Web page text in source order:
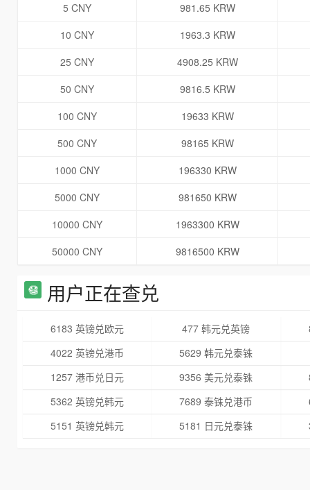
5 CNY
981.65 KRW
10 CNY
1963.3 KRW
25 CNY
4908.25 KRW
50 CNY
9816.5 KRW
100 CNY
19633 KRW
500 CNY
98165 KRW
1000 CNY
196330 KRW
5000 CNY
981650 KRW
10000 CNY
1963300 KRW
50000 CNY
9816500 KRW
用户正在查兑
6183 英镑兑欧元 477 韩元兑英镑
4022 英镑兑港币
5629 韩元兑泰铢
1257 港币兑日元
9356 美元兑泰铢
5362 英镑兑韩元
7689 泰铢兑港币
5151 英镑兑韩元
5181 日元兑泰铢